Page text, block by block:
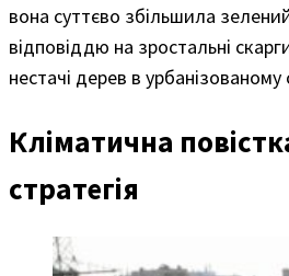
вона суттєво збільшила
відповіддю на зростальні
нестачі дерев в
Кліматична
стратегія